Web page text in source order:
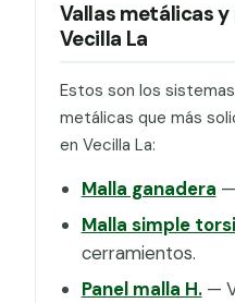
Vallas metálicas
Vecilla La
Estos son los
metálicas que más
en Vecilla La:
Malla ganadera
Malla simple
cerramientos.
Panel malla H.—